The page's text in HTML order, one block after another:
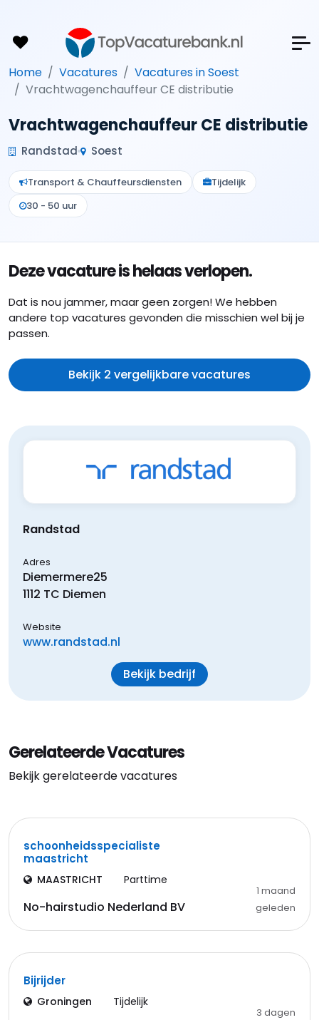
Home Vacatures
Vacatures in Soest
Vrachtwagenchauffeur CE distributie
Vrachtwagenchauffeur CE distributie
Randstad Soest
Transport & Chauffeursdiensten
Tijdelijk
30 - 50 uur
Deze vacature is helaas verlopen.
Dat is nou jammer, maar geen zorgen! We hebben
andere top vacatures gevonden die misschien wel bij je
passen.
Bekijk 2 vergelijkbare vacatures
Randstad
Adres
Diemermere25
1112 TC Diemen
Website
www.randstad.nl
Bekijk bedrijf
Gerelateerde Vacatures
Bekijk gerelateerde vacatures
schoonheidsspecialiste
maastricht
MAASTRICHT Parttime
No-hairstudio Nederland BV
1 maand
geleden
Bijrijder
Groningen Tijdelijk
3 dagen